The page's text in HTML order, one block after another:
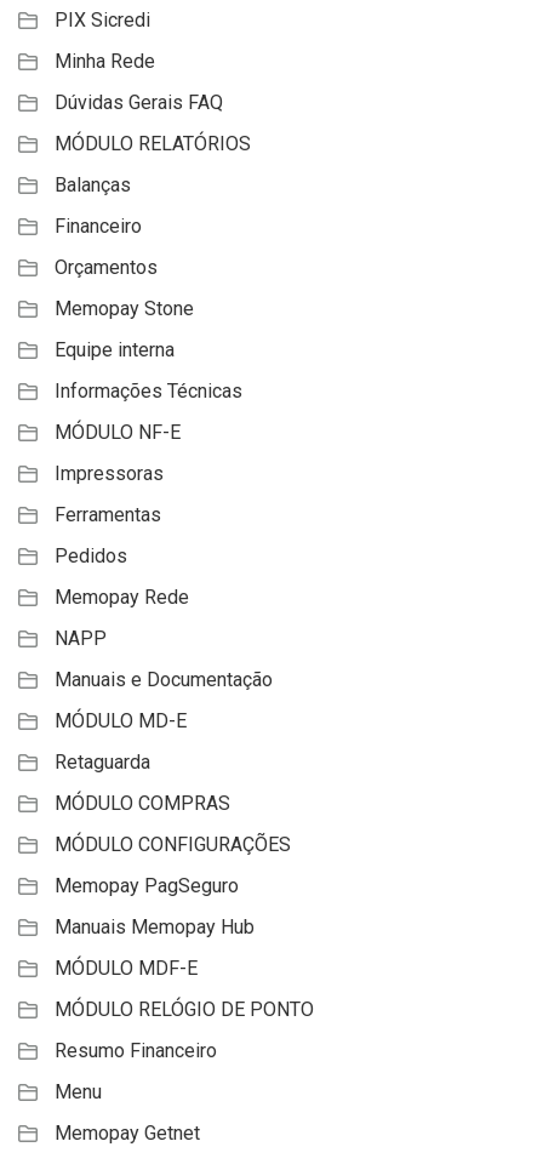
PIX Sicredi
Minha Rede
Dúvidas Gerais FAQ
MÓDULO RELATÓRIOS
Balanças
Financeiro
Orçamentos
Memopay Stone
Equipe interna
Informações Técnicas
MÓDULO NF-E
Impressoras
Ferramentas
Pedidos
Memopay Rede
NAPP
Manuais e Documentação
MÓDULO MD-E
Retaguarda
MÓDULO COMPRAS
MÓDULO CONFIGURAÇÕES
Memopay PagSeguro
Manuais Memopay Hub
MÓDULO MDF-E
MÓDULO RELÓGIO DE PONTO
Resumo Financeiro
Menu
Memopay Getnet